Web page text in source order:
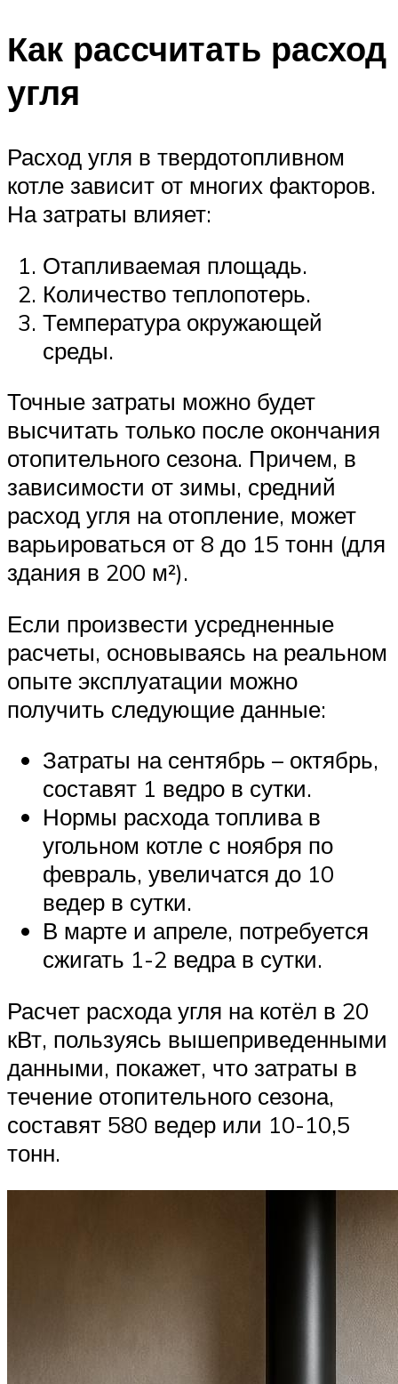
Как рассчитать расход
угля
Расход угля в твердотопливном
котле зависит от многих факторов.
На затраты влияет:
Отапливаемая площадь.
Количество теплопотерь.
Температура окружающей
среды.
Точные затраты можно будет
высчитать только после окончания
отопительного сезона. Причем, в
зависимости от зимы, средний
расход угля на отопление, может
варьироваться от 8 до 15 тонн (для
здания в 200 м²).
Если произвести усредненные
расчеты, основываясь на реальном
опыте эксплуатации можно
получить следующие данные:
Затраты на сентябрь – октябрь,
составят 1 ведро в сутки.
Нормы расхода топлива в
угольном котле с ноября по
февраль, увеличатся до 10
ведер в сутки.
В марте и апреле, потребуется
сжигать 1-2 ведра в сутки.
Расчет расхода угля на котёл в 20
кВт, пользуясь вышеприведенными
данными, покажет, что затраты в
течение отопительного сезона,
составят 580 ведер или 10-10,5
тонн.